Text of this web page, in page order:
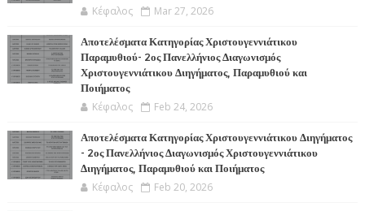
Κέφαλος Mar 27, 2026
Αποτελέσματα Κατηγορίας Χριστουγεννιάτικου
Παραμυθιού- 2ος Πανελλήνιος Διαγωνισμός
Χριστουγεννιάτικου Διηγήματος, Παραμυθιού και
Ποιήματος
Κέφαλος Feb 24, 2026
Αποτελέσματα Κατηγορίας Χριστουγεννιάτικου Διηγήματος
- 2ος Πανελλήνιος Διαγωνισμός Χριστουγεννιάτικου
Διηγήματος, Παραμυθιού και Ποιήματος
Κέφαλος Feb 20, 2026